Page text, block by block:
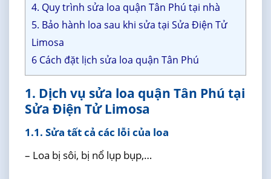
4. Quy trình sửa loa quận Tân Phú tại nhà
5. Bảo hành loa sau khi sửa tại Sửa Điện Tử
Limosa
6 Cách đặt lịch sửa loa quận Tân Phú
1. Dịch vụ sửa loa quận Tân Phú tại
Sửa Điện Tử Limosa
1.1. Sửa tất cả các lỗi của loa
– Loa bị sôi, bị nổ lụp bụp,…